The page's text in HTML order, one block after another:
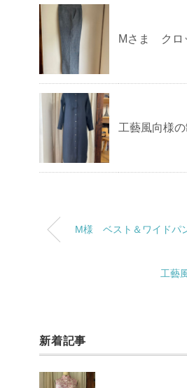
Mさま クロ
工藝風向様の
M様 ベスト＆ワイドパ
工藝
新着記事